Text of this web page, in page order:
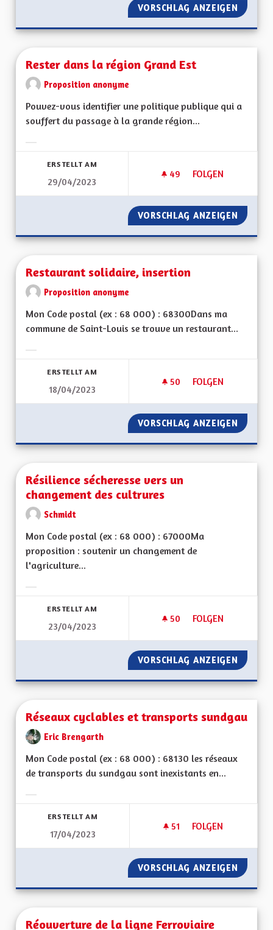
VORSCHLAG ANZEIGEN
Rester dans la région Grand Est
Proposition anonyme
Pouvez-vous identifier une politique publique qui a
souffert du passage à la grande région...
ERSTELLT AM
29/04/2023
49 49 FOLLOWER
FOLGEN
RESTER DANS LA
VORSCHLAG ANZEIGEN
Restaurant solidaire, insertion
Proposition anonyme
Mon Code postal (ex : 68 000) : 68300Dans ma
commune de Saint-Louis se trouve un restaurant...
ERSTELLT AM
18/04/2023
50 50 FOLLOWER
FOLGEN
RESTAURANT
VORSCHLAG ANZEIGEN
Résilience sécheresse vers un
changement des cultrures
Schmidt
Mon Code postal (ex : 68 000) : 67000Ma
proposition : soutenir un changement de
l'agriculture...
ERSTELLT AM
23/04/2023
50 50 FOLLOWER
FOLGEN
RÉSILIENCE
VORSCHLAG ANZEIGEN
Réseaux cyclables et transports sundgau
Eric Brengarth
Mon Code postal (ex : 68 000) : 68130 les réseaux
de transports du sundgau sont inexistants en...
ERSTELLT AM
17/04/2023
51 51 FOLLOWER
FOLGEN
RÉSEAUX
VORSCHLAG ANZEIGEN
Réouverture de la ligne Ferroviaire